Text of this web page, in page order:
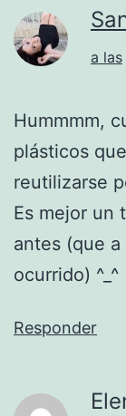
a las
Hummmm,
plásticos
reutilizarse
Es mejor un
antes (que
ocurrido) ^_^
Responder